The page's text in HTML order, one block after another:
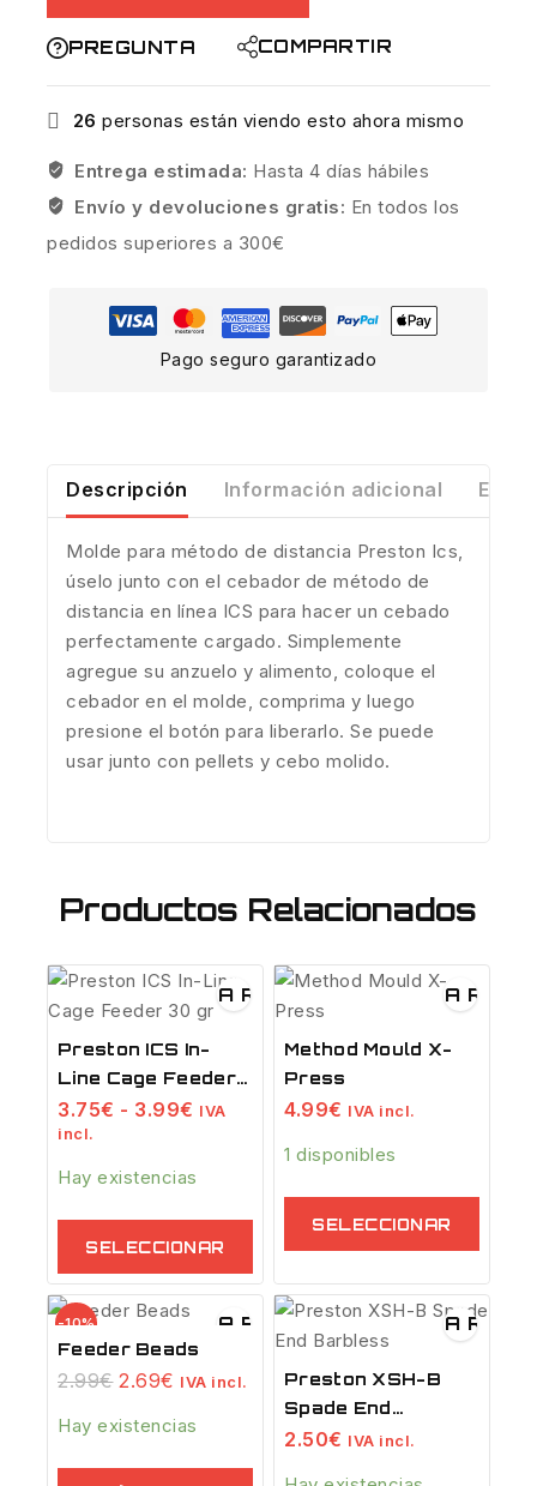
PREGUNTA COMPARTIR
26 personas están viendo esto ahora mismo
Entrega estimada: Hasta 4 días hábiles
Envío y devoluciones gratis: En todos los
pedidos superiores a 300€
Pago seguro garantizado
Descripción Información adicional
Molde para método de distancia Preston Ics,
úselo junto con el cebador de método de
distancia en línea ICS para hacer un cebado
perfectamente cargado. Simplemente
agregue su anzuelo y alimento, coloque el
cebador en el molde, comprima y luego
presione el botón para liberarlo. Se puede
usar junto con pellets y cebo molido.
Productos Relacionados
VISTA RÁPIDA
Preston ICS In-
Line Cage Feeder
30 Gr
3.75€ - 3.99€ Rango
desde
hasta
3.99€
IVA
incl.
Hay existencias
SELECCIONAR
OPCIONES
tiene
múltiples
variantes.
Las
pueden
VISTA
Method Mould X-
Press
4.99€ IVA incl.
1 disponibles
SELECCIONAR
OPCIONES
múltiples
variantes.
opciones
se
pueden
elegir
-10%
Venta
de
productos
VISTA RÁPIDA
Feeder Beads
2.99€ El
original
2.99€.
2.69€ El
actual
2.69€.
IVA incl.
Hay existencias
VISTA
Preston XSH-B
Spade End
Barbless
2.50€ IVA incl.